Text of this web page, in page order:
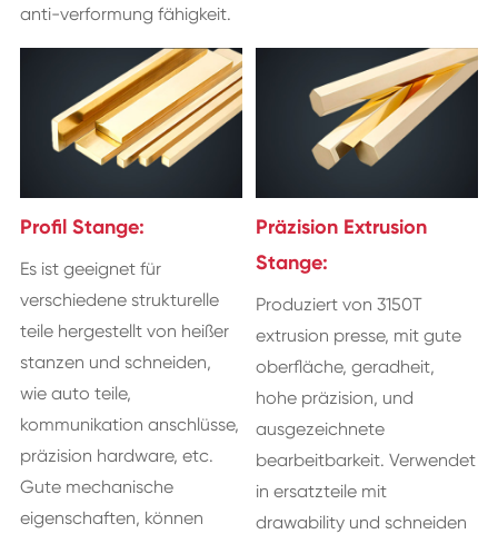
anti-verformung fähigkeit.
Profil Stange:
Es ist geeignet für
verschiedene strukturelle
teile hergestellt von heißer
stanzen und schneiden,
wie auto teile,
kommunikation anschlüsse,
präzision hardware, etc.
Gute mechanische
eigenschaften, können
Präzision Extrusion
Stange:
Produziert von 3150T
extrusion presse, mit gute
oberfläche, geradheit,
hohe präzision, und
ausgezeichnete
bearbeitbarkeit. Verwendet
in ersatzteile mit
drawability und schneiden